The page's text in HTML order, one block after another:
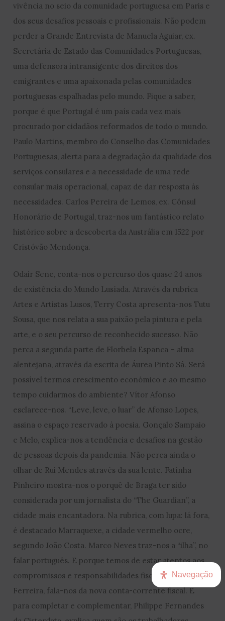
vivência no seio da comunidade portuguesa em Paris e
dos seus desafios pessoais e profissionais. Não podem
perder a Grande Entrevista de Manuela Aguiar, ex.
Secretária de Estado das Comunidades Portuguesas,
uma defensora intransigente dos direitos dos
emigrantes e uma apaixonada pelas comunidades
portuguesas espalhadas pelo mundo. Fique a saber,
porque é que Portugal é um país cada vez mais
procurado por cidadãos reformados de todo o mundo.
Paulo Martins, membro do Conselho das Comunidades
Portuguesas, alerta para a degradação da qualidade dos
serviços consulares e a necessidade de uma rede
consular mais operacional, capaz de dar resposta às
necessidades. Carlos Pereira de Lemos, ex. Cônsul
Honorário de Portugal, traz-nos um fantástico relato
histórico sobre a descoberta da Austrália em 1522 por
Cristóvão Mendonça.
Odair Sene, conta-nos o percurso dos quase 24 anos
de existência do Mundo Lusíada. Através da rubrica
Artes e Artistas Lusos, Terry Costa apresenta-nos Tutu
Sousa, que nos relata a sua paixão pela pintura e pela
arte, e o seu percurso de reconhecido sucesso. Não
perca a segunda parte de Florbela Espanca – alma
alentejana, através da escrita de Áurea Pinto Sá. Será
possível termos crescimento económico e ao mesmo
tempo cuidarmos do ambiente? Vítor Afonso
esclarece-nos. “Leve, leve, o luar” de Afonso Lopes,
assina o espaço reservado à poesia. Gonçalo Sampaio
e Melo, explica-nos a tendência e desafios na gestão
de pessoas depois da pandemia. Não perca ainda o
olhar de Rui Mendes através da sua lente. Fatinha
Pinheiro mostra-nos o porquê de Braga ter sido
considerada por um jornalista do “The Guardian”, a
cidade mais encantadora. Na rubrica, com lupa: lá fora,
é destacado Marraquexe, a cidade vermelho ocre,
segundo João Costa. Marco Neves traz-nos a “ilha”, no
falar português. E porque temos de estar atentos aos
compromissos e responsabilidades fiscais, Rogério
Ferreira, fala-nos da nova conta-corrente fiscal. E
para completar e complementar, Philippe Fernandes
Navegação